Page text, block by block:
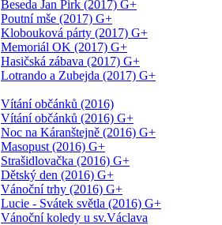
Beseda Jan Pirk (2017) G+
Poutní mše (2017) G+
Klobouková párty (2017) G+
Memoriál OK (2017) G+
Hasičská zábava (2017) G+
Lotrando a Zubejda (2017) G+
Vítání občánků (2016)
Vítání občánků (2016) G+
Noc na Káranštejně (2016) G+
Masopust (2016) G+
Strašidlovačka (2016) G+
Dětský den (2016) G+
Vánoční trhy (2016) G+
Lucie - Svátek světla (2016) G+
Vánoční koledy u sv.Václava